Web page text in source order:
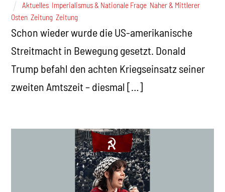
Aktuelles Imperialismus & Nationale Frage Naher & Mittlerer
Osten ,Zeitung ,Zeitung
Schon wieder wurde die US-amerikanische
Streitmacht in Bewegung gesetzt. Donald
Trump befahl den achten Kriegseinsatz seiner
zweiten Amtszeit – diesmal […]